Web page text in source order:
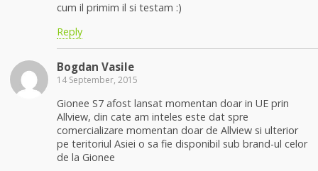
cum il primim il si testam :)
Reply
Bogdan Vasile
14 September, 2015
Gionee S7 afost lansat momentan doar in UE prin
Allview, din cate am inteles este dat spre
comercializare momentan doar de Allview si ulterior
pe teritoriul Asiei o sa fie disponibil sub brand-ul celor
de la Gionee